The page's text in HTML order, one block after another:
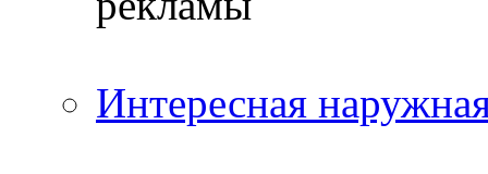
Интересная